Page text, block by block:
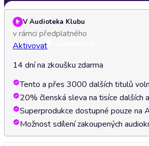
V Audioteka Klubu
v rámci předplatného
Aktivovat
14 dní na zkoušku zdarma
Tento a přes 3000 dalších titulů
20% členská sleva na tisíce dalších
Superprodukce dostupné pouze na
Možnost sdílení zakoupených